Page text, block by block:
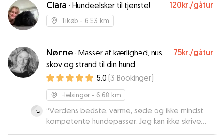
Clara · Hundeelsker til tjenste! 120kr./gåtur
Tikøb - 6.53 km
Nønne · Masser af kærlighed, nus,
skov og strand til din hund
75kr./gåtur
5.0 (3 Bookinger)
Helsingør - 6.68 km
“Verdens bedste, varme, søde og ikke mindst
kompetente hundepasser. Jeg kan ikke skrive
det mere præcist. De aller bedste anbefalinger